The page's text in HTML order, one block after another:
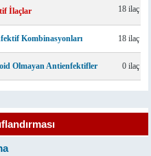
İlaçlar 18 ilaç
Kombinasyonları 18 ilaç
Olmayan Antienfektifler 0 ilaç